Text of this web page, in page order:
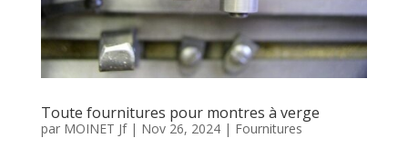
Toute fournitures pour montres à verge
par MOINET Jf| Nov 26, 2024| Fournitures